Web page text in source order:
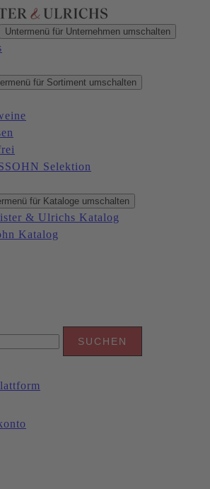
Untermenü für Unternehmen umschalten
für Sortiment umschalten
Selektion
für Kataloge umschalten
& Ulrichs Katalog
Katalog